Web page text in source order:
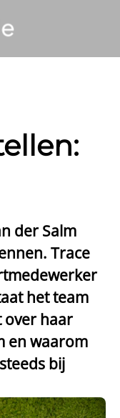
der Salm
Trace
het team
over haar
en waarom
bij